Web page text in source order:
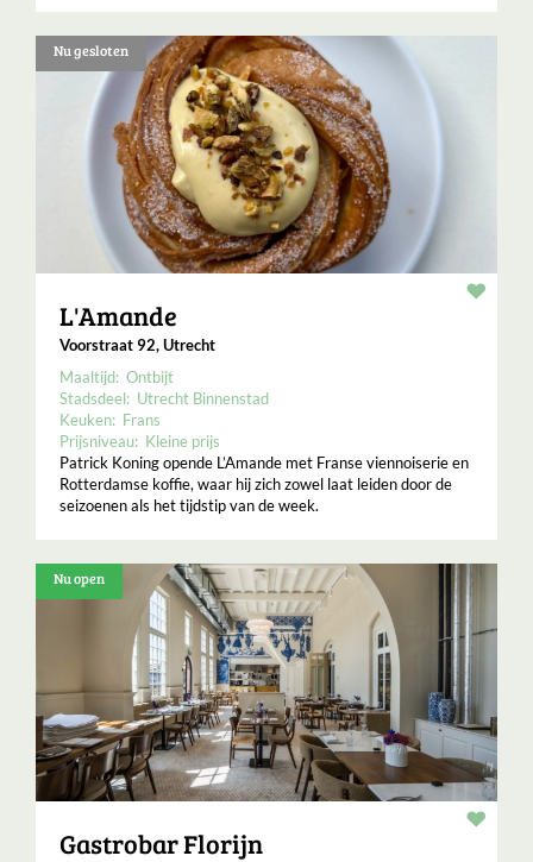
Nu gesloten
L'Amande
Voorstraat 92, Utrecht
Maaltijd: Ontbijt
Stadsdeel: Utrecht Binnenstad
Keuken: Frans
Prijsniveau: Kleine prijs
Patrick Koning opende L’Amande met Franse viennoiserie en
Rotterdamse koffie, waar hij zich zowel laat leiden door de
seizoenen als het tijdstip van de week.
Nu open
Gastrobar Florijn